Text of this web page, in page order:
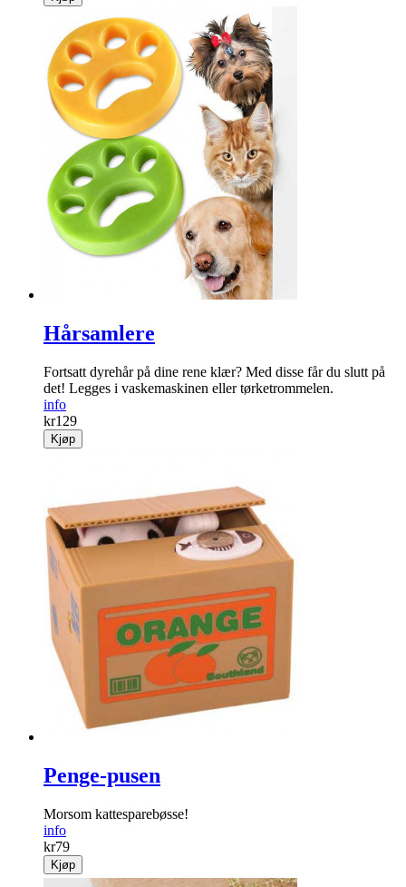
Hårsamlere
Fortsatt dyrehår på dine rene klær? Med disse får du slutt på
det! Legges i vaskemaskinen eller tørke­trommelen.
info
kr129
Kjøp
Penge-pusen
Morsom kattesparebøsse!
info
kr79
Kjøp